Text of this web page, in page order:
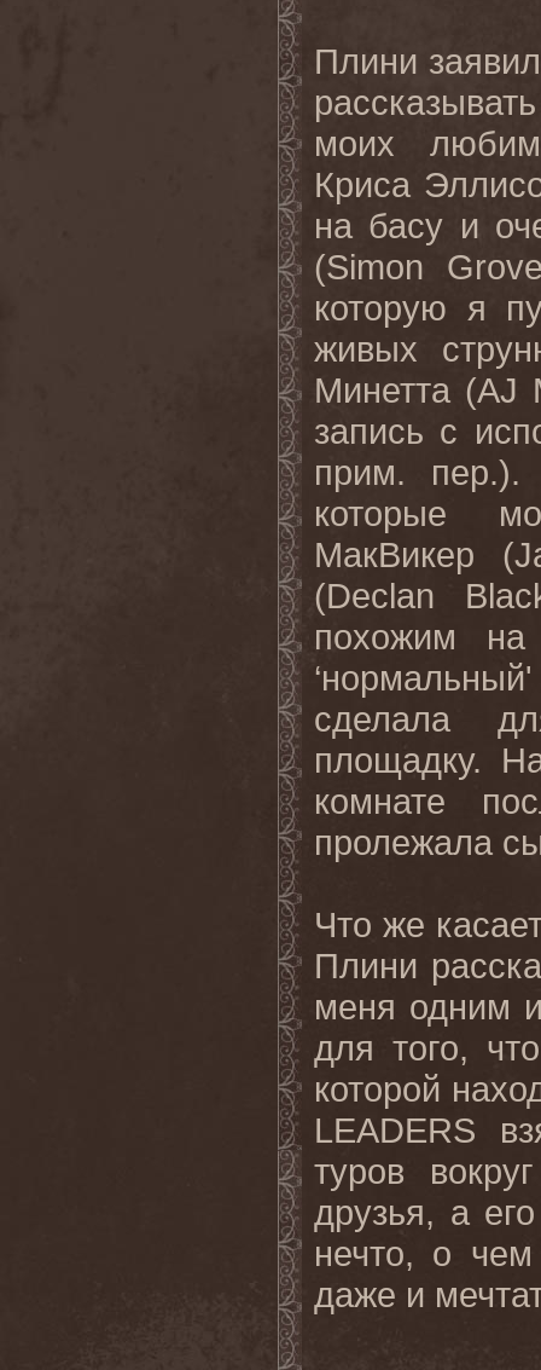
Плини
моих
Криса
на басу и
(Simon
которую я
живых
Минетта (AJ
запись с
прим. пер.).
которые
МакВикер
(Declan
похожим на
сделала
площадку.
комнате
пролежала
Что же
Плини
меня одним
для того,
которой
LEADERS
туров
друзья, а
нечто, о
даже и